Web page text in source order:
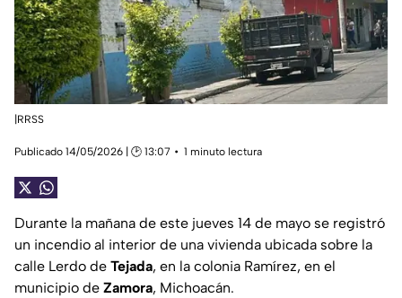
|RRSS
Publicado 14/05/2026 | 🕑 13:07 1 minuto lectura
Durante la mañana de este jueves 14 de mayo se registró
un incendio al interior de una vivienda ubicada sobre la
calle Lerdo de Tejada, en la colonia Ramírez, en el
municipio de Zamora, Michoacán.